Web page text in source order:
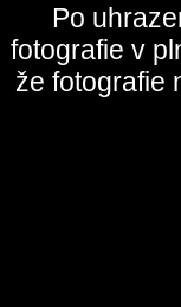
Po
fotografie v
že fotografie